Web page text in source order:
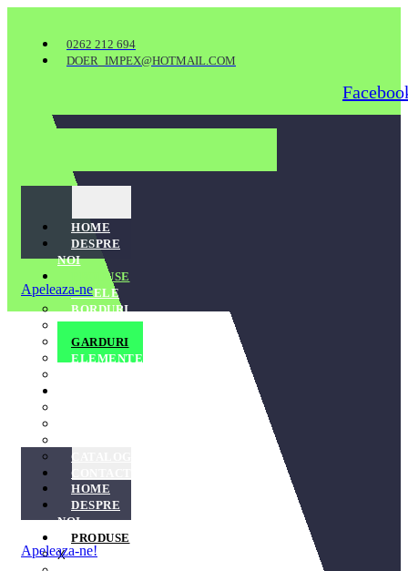
0262 212 694
DOER_IMPEX@HOTMAIL.COM
HOME
DESPRE
NOI
PRODUSE
PAVELE
BORDURI
RIGOLE
GARDURI
ELEMENTE DECORATIVE
CATALOG SYMMETRICA
CONTACT
X
Apeleaza-ne
HOME
DESPRE
NOI
PRODUSE
PAVELE
Apeleaza-ne!